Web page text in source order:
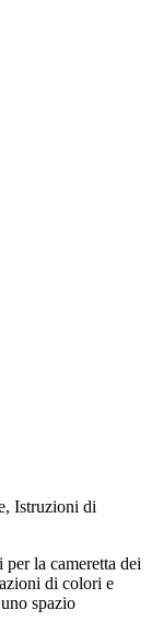
Istruzioni di
la cameretta dei
di colori e
spazio